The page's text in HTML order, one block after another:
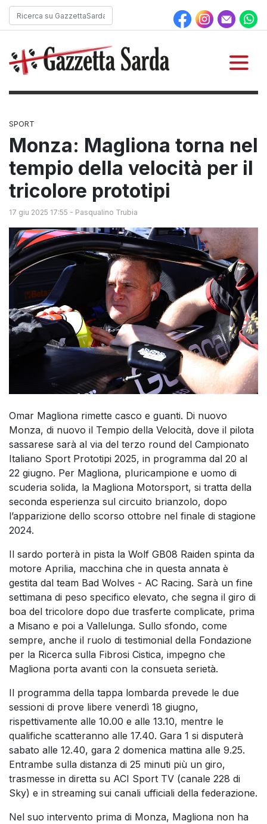
SPORT
Monza: Magliona torna nel
tempio della velocità per il
tricolore prototipi
17 giu 2025 17:55 - Pasqualino Trubia
Omar Magliona rimette casco e guanti. Di nuovo
Monza, di nuovo il Tempio della Velocità, dove il pilota
sassarese sarà al via del terzo round del Campionato
Italiano Sport Prototipi 2025, in programma dal 20 al
22 giugno. Per Magliona, pluricampione e uomo di
scuderia solida, la Magliona Motorsport, si tratta della
seconda esperienza sul circuito brianzolo, dopo
l’apparizione dello scorso ottobre nel finale di stagione
2024.
Il sardo porterà in pista la Wolf GB08 Raiden spinta da
motore Aprilia, macchina che in questa annata è
gestita dal team Bad Wolves - AC Racing. Sarà un fine
settimana di peso specifico elevato, che segna il giro di
boa del tricolore dopo due trasferte complicate, prima
a Misano e poi a Vallelunga. Sullo sfondo, come
sempre, anche il ruolo di testimonial della Fondazione
per la Ricerca sulla Fibrosi Cistica, impegno che
Magliona porta avanti con la consueta serietà.
Il programma della tappa lombarda prevede le due
sessioni di prove libere venerdì 18 giugno,
rispettivamente alle 10.00 e alle 13.10, mentre le
qualifiche scatteranno alle 17.40. Gara 1 si disputerà
sabato alle 12.40, gara 2 domenica mattina alle 9.25.
Entrambe sulla distanza di 25 minuti più un giro,
trasmesse in diretta su ACI Sport TV (canale 228 di
Sky) e in streaming sui canali ufficiali della federazione.
Nel suo intervento prima di Monza, Magliona non ha